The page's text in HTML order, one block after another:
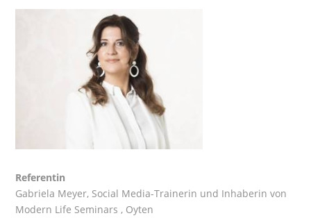
Referentin
Gabriela Meyer, Social Media-Trainerin und Inhaberin von
Modern Life Seminars , Oyten